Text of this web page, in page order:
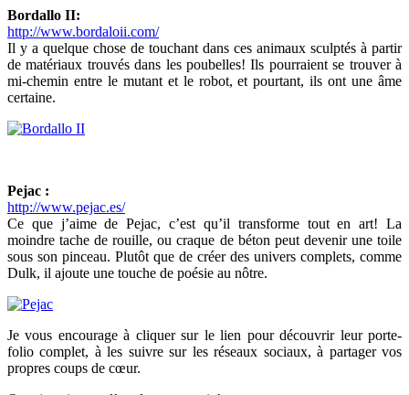
Bordallo II:
http://www.bordaloii.com/
Il y a quelque chose de touchant dans ces animaux sculptés à partir
de matériaux trouvés dans les poubelles! Ils pourraient se trouver à
mi-chemin entre le mutant et le robot, et pourtant, ils ont une âme
certaine.
Pejac :
http://www.pejac.es/
Ce que j’aime de Pejac, c’est qu’il transforme tout en art! La
moindre tache de rouille, ou craque de béton peut devenir une toile
sous son pinceau. Plutôt que de créer des univers complets, comme
Dulk, il ajoute une touche de poésie au nôtre.
Je vous encourage à cliquer sur le lien pour découvrir leur porte-
folio complet, à les suivre sur les réseaux sociaux, à partager vos
propres coups de cœur.